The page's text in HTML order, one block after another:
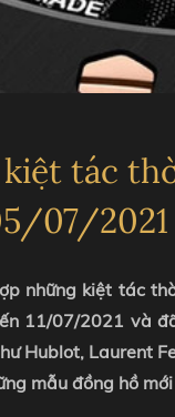
tác
07/2021
những kiệt tác
11/07/2021 và
Hublot, Laurent
mẫu đồng hồ